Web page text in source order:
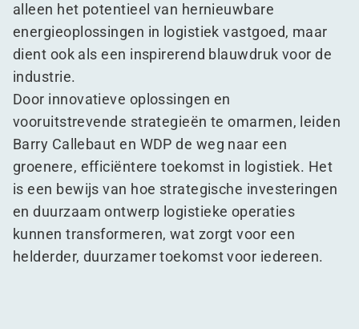
alleen het potentieel van hernieuwbare
energieoplossingen in logistiek vastgoed, maar
dient ook als een inspirerend blauwdruk voor de
industrie.
Door innovatieve oplossingen en
vooruitstrevende strategieën te omarmen, leiden
Barry Callebaut en WDP de weg naar een
groenere, efficiëntere toekomst in logistiek. Het
is een bewijs van hoe strategische investeringen
en duurzaam ontwerp logistieke operaties
kunnen transformeren, wat zorgt voor een
helderder, duurzamer toekomst voor iedereen.